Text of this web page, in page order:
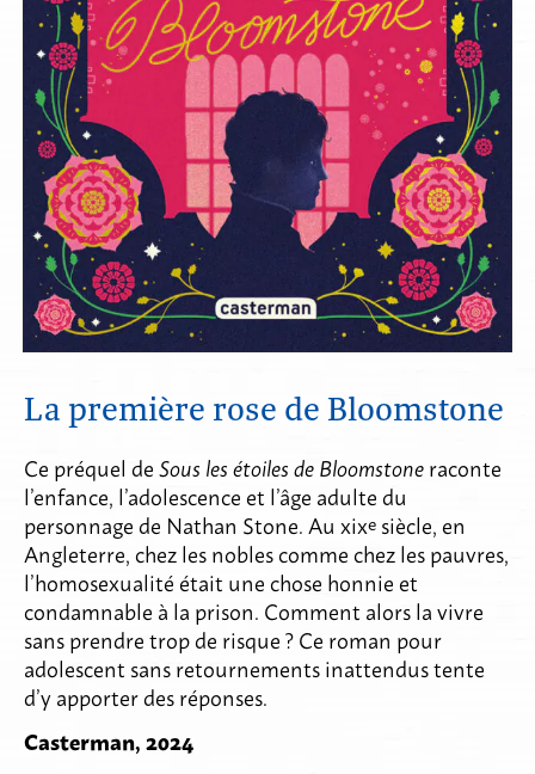
La première rose de Bloomstone
Ce préquel deSous les étoiles de Bloomstoneraconte
l’enfance, l’adolescence et l’âge adulte du
personnage de Nathan Stone. Au xixesiècle, en
Angleterre, chez les nobles comme chez les pauvres,
l’homosexualité était une chose honnie et
condamnable à la prison. Comment alors la vivre
sans prendre trop de risque ? Ce roman pour
adolescent sans retournements inattendus tente
d’y apporter des réponses.
Casterman, 2024